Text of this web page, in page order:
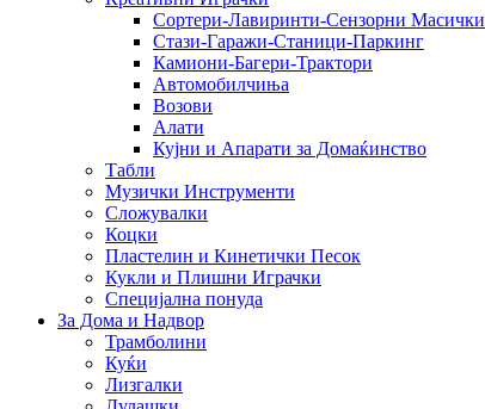
Сортери-Лавиринти-Сензорни Масички
Стази-Гаражи-Станици-Паркинг
Камиони-Багери-Трактори
Автомобилчиња
Возови
Алати
Кујни и Апарати за Домаќинство
Табли
Музички Инструменти
Сложувалки
Коцки
Пластелин и Кинетички Песок
Кукли и Плишни Играчки
Специјална понуда
За Дома и Надвор
Трамболини
Куќи
Лизгалки